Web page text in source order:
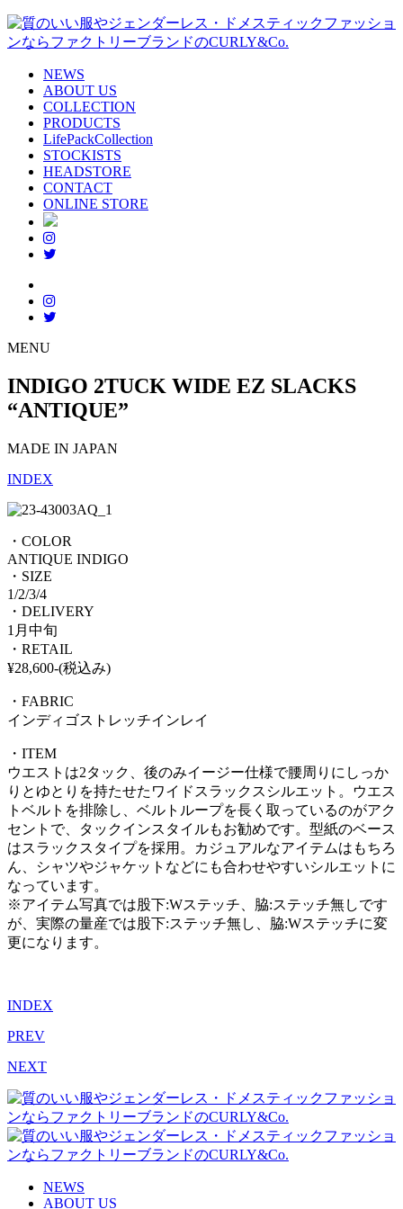
NEWS
ABOUT US
COLLECTION
PRODUCTS
LifePackCollection
STOCKISTS
HEADSTORE
CONTACT
ONLINE STORE
MENU
INDIGO 2TUCK WIDE EZ SLACKS
“ANTIQUE”
MADE IN JAPAN
INDEX
・COLOR
ANTIQUE INDIGO
・SIZE
1/2/3/4
・DELIVERY
1月中旬
・RETAIL
¥28,600-(税込み)
・FABRIC
インディゴストレッチインレイ
・ITEM
ウエストは2タック、後のみイージー仕様で腰周りにしっか
りとゆとりを持たせたワイドスラックスシルエット。ウエス
トベルトを排除し、ベルトループを長く取っているのがアク
セントで、タックインスタイルもお勧めです。型紙のベース
はスラックスタイプを採用。カジュアルなアイテムはもちろ
ん、シャツやジャケットなどにも合わせやすいシルエットに
なっています。
※アイテム写真では股下:Wステッチ、脇:ステッチ無しです
が、実際の量産では股下:ステッチ無し、脇:Wステッチに変
更になります。
INDEX
PREV
NEXT
NEWS
ABOUT US